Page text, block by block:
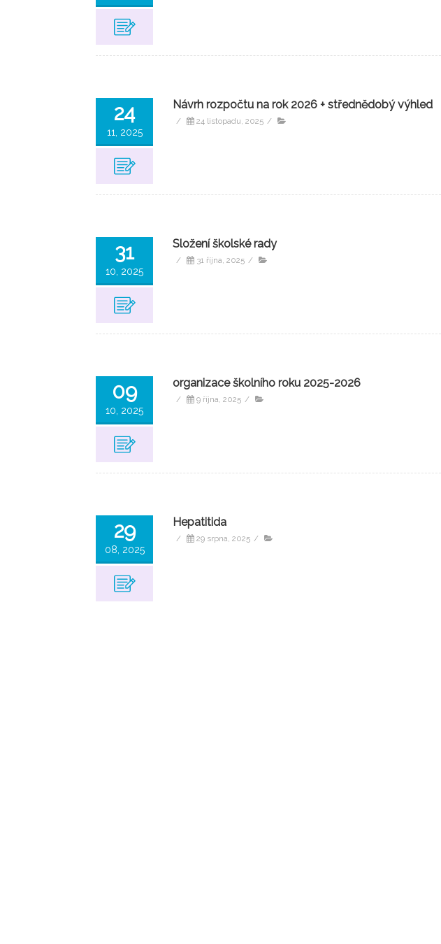
24
11, 2025
Návrh rozpočtu na rok 2026 + střednědobý výhled
/ 24 listopadu, 2025 /
31
10, 2025
Složení školské rady
/ 31 října, 2025 /
09
10, 2025
organizace školního roku 2025-2026
/ 9 října, 2025 /
29
08, 2025
Hepatitida
/ 29 srpna, 2025 /